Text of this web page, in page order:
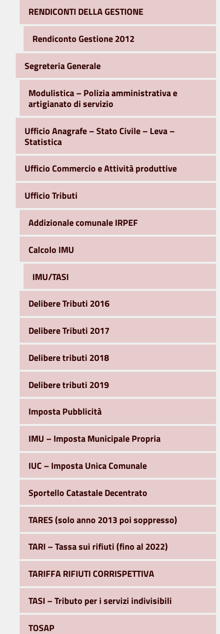
RENDICONTI DELLA GESTIONE
Rendiconto Gestione 2012
Segreteria Generale
Modulistica – Polizia amministrativa e
artigianato di servizio
Ufficio Anagrafe – Stato Civile – Leva –
Statistica
Ufficio Commercio e Attività produttive
Ufficio Tributi
Addizionale comunale IRPEF
Calcolo IMU
IMU/TASI
Delibere Tributi 2016
Delibere Tributi 2017
Delibere tributi 2018
Delibere tributi 2019
Imposta Pubblicità
IMU – Imposta Municipale Propria
IUC – Imposta Unica Comunale
Sportello Catastale Decentrato
TARES (solo anno 2013 poi soppresso)
TARI – Tassa sui rifiuti (fino al 2022)
TARIFFA RIFIUTI CORRISPETTIVA
TASI – Tributo per i servizi indivisibili
TOSAP